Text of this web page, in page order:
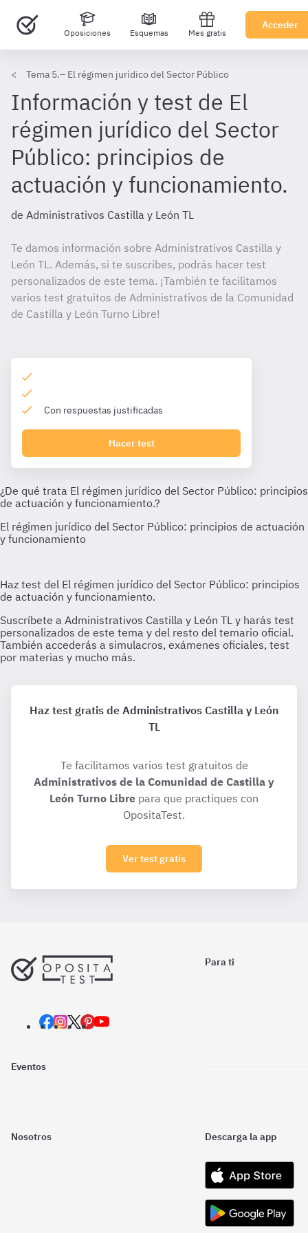
Oposiciones Esquemas Mes gratis
Acceder
Tema 5.– El régimen jurídico del Sector Público
Información y test de El
régimen jurídico del Sector
Público: principios de
actuación y funcionamiento.
de Administrativos Castilla y León TL
Te damos información sobre Administrativos Castilla y
León TL. Además, si te suscribes, podrás hacer test
personalizados de este tema. ¡También te facilitamos
varios test gratuitos de Administrativos de la Comunidad
de Castilla y León Turno Libre!
Con respuestas justificadas
Hacer test
Haz test gratis de Administrativos Castilla y León
TL
Te facilitamos varios test gratuitos de
Administrativos de la Comunidad de Castilla y
León Turno Libre para que practiques con
OpositaTest.
Ver test gratis
Para ti
Eventos
Nosotros Descarga la app